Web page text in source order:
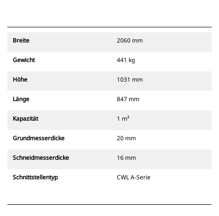
Breite 2060 mm
Gewicht 441 kg
Höhe 1031 mm
Länge 847 mm
Kapazität 1 m³
Grundmesserdicke 20 mm
Schneidmesserdicke 16 mm
Schnittstellentyp CWL A-Serie